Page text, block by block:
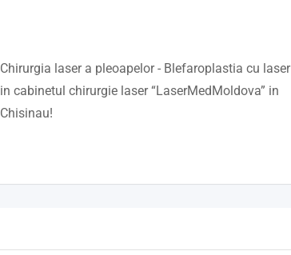
Chirurgia laser a pleoapelor - Blefaroplastia cu laser
in cabinetul chirurgie laser “LaserMedMoldova” in
Chisinau!